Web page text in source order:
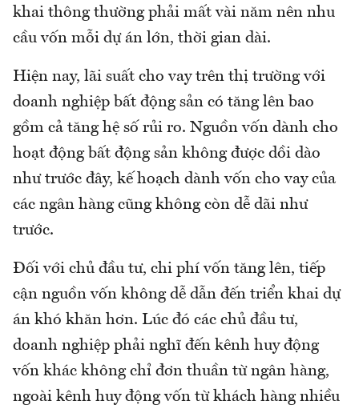
khai thông thường phải mất vài năm nên nhu
cầu vốn mỗi dự án lớn, thời gian dài.
Hiện nay, lãi suất cho vay trên thị trường với
doanh nghiệp bất động sản có tăng lên bao
gồm cả tăng hệ số rủi ro. Nguồn vốn dành cho
hoạt động bất động sản không được dồi dào
như trước đây, kế hoạch dành vốn cho vay của
các ngân hàng cũng không còn dễ dãi như
trước.
Đối với chủ đầu tư, chi phí vốn tăng lên, tiếp
cận nguồn vốn không dễ dẫn đến triển khai dự
án khó khăn hơn. Lúc đó các chủ đầu tư,
doanh nghiệp phải nghĩ đến kênh huy động
vốn khác không chỉ đơn thuần từ ngân hàng,
ngoài kênh huy động vốn từ khách hàng nhiều